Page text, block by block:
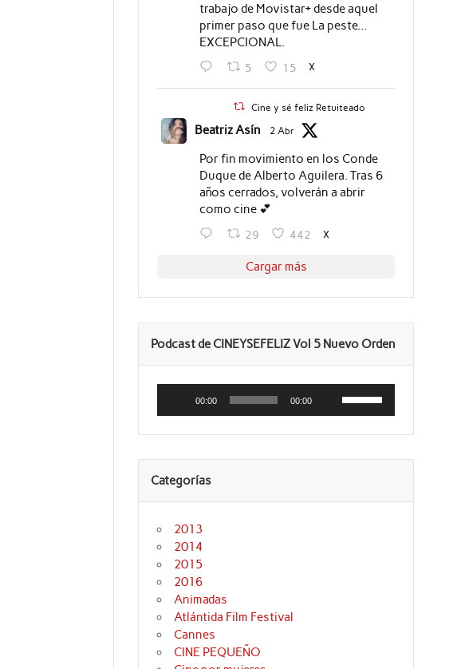
trabajo de Movistar+ desde aquel
primer paso que fue La peste...
EXCEPCIONAL.
5 15 X
Cine y sé feliz Retuiteado
Beatriz Asín 2 Abr
Por fin movimiento en los Conde
Duque de Alberto Aguilera. Tras 6
años cerrados, volverán a abrir
como cine 💕
29 442 X
Cargar más
Podcast de CINEYSEFELIZ Vol 5 Nuevo Orden
Reproductor
audio
00:00 00:00
las
teclas
flecha
para
Categorías
2013
2014
2015
2016
Animadas
Atlántida Film Festival
Cannes
CINE PEQUEÑO